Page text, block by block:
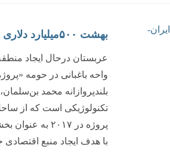
بهشت ۵۰۰‌میلیارد دلاری
واحه باغبانی در حومه
بلندپروازانه محمد
تکنولوژیکی است که از
با هدف ایجاد منبع